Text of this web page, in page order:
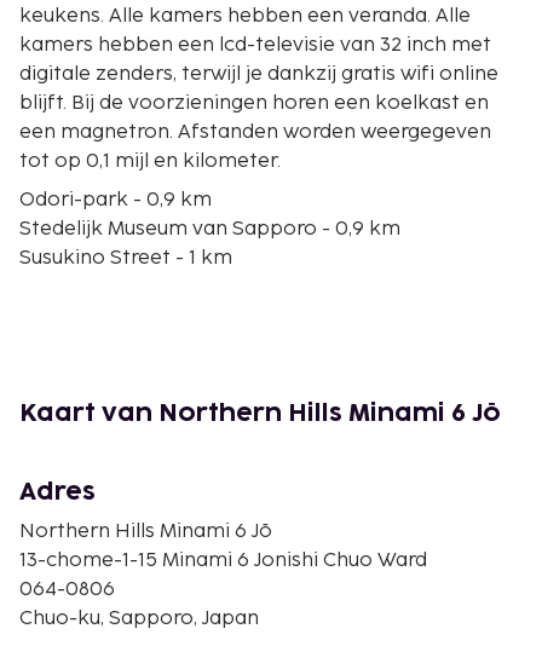
keukens. Alle kamers hebben een veranda. Alle
kamers hebben een lcd-televisie van 32 inch met
digitale zenders, terwijl je dankzij gratis wifi online
blijft. Bij de voorzieningen horen een koelkast en
een magnetron. Afstanden worden weergegeven
tot op 0,1 mijl en kilometer.
Odori-park - 0,9 km
Stedelijk Museum van Sapporo - 0,9 km
Susukino Street - 1 km
Hokkaido - 1,4 km
Toyokawa Inari Sapporo Betsuin - 1,7 km
Nakajima-park - 1,7 km
Hoheikan-huis - 1,8 km
Soseigawa-park - 1,9 km
Concertgebouw van Sapporo - 1,9 km
Nijo markt - 2,1 km
Kaart van Northern Hills Minami 6 Jō
Adres
Northern Hills Minami 6 Jō
13-chome-1-15 Minami 6 Jonishi Chuo Ward
064-0806
Chuo-ku, Sapporo, Japan